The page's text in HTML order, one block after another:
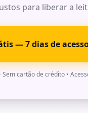
de TAM, SAM e SOM
para liberar a
— 7 dias de
Sem cartão de crédito •